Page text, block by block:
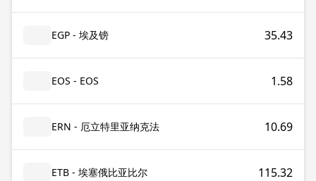
EGP - 埃及镑 35.43
EOS - EOS 1.58
ERN - 厄立特里亚纳克法 10.69
ETB - 埃塞俄比亚比尔 115.32